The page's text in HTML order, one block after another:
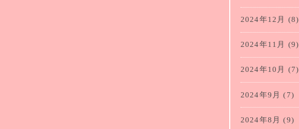
2024年12月 (8)
2024年11月 (9)
2024年10月 (7)
2024年9月 (7)
2024年8月 (9)